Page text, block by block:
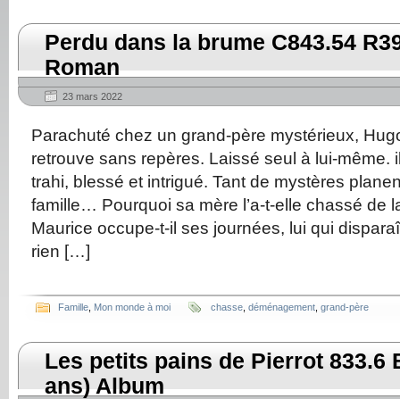
Perdu dans la brume C843.54
Roman
23 mars 2022
Parachuté chez un grand-père mystérieux,
retrouve sans repères. Laissé seul à lui-même.
trahi, blessé et intrigué. Tant de mystères
famille… Pourquoi sa mère l’a-t-elle chassé de
Maurice occupe-t-il ses journées, lui qui
rien […]
Famille Mon monde à moi chasse déménagement grand-père
Les petits pains de Pierrot 833.6
ans) Album